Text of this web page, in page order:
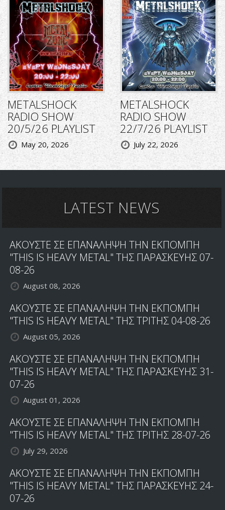
METALSHOCK
RADIO SHOW
20/5/26 PLAYLIST
May 20, 2026
METALSHOCK
RADIO SHOW
22/7/26 PLAYLIST
July 22, 2026
LATEST NEWS
ΑΚΟΥΣΤΕ ΣΕ ΕΠΑΝΑΛΗΨΗ ΤΗΝ ΕΚΠΟΜΠΗ
"THIS IS HEAVY METAL" ΤΗΣ ΠΑΡΑΣΚΕΥΗΣ 07-
08-26
August 08, 2026
ΑΚΟΥΣΤΕ ΣΕ ΕΠΑΝΑΛΗΨΗ ΤΗΝ ΕΚΠΟΜΠΗ
"THIS IS HEAVY METAL" ΤΗΣ ΤΡΙΤΗΣ 04-08-26
August 05, 2026
ΑΚΟΥΣΤΕ ΣΕ ΕΠΑΝΑΛΗΨΗ ΤΗΝ ΕΚΠΟΜΠΗ
"THIS IS HEAVY METAL" ΤΗΣ ΠΑΡΑΣΚΕΥΗΣ 31-
07-26
August 01, 2026
ΑΚΟΥΣΤΕ ΣΕ ΕΠΑΝΑΛΗΨΗ ΤΗΝ ΕΚΠΟΜΠΗ
"THIS IS HEAVY METAL" ΤΗΣ ΤΡΙΤΗΣ 28-07-26
July 29, 2026
ΑΚΟΥΣΤΕ ΣΕ ΕΠΑΝΑΛΗΨΗ ΤΗΝ ΕΚΠΟΜΠΗ
"THIS IS HEAVY METAL" ΤΗΣ ΠΑΡΑΣΚΕΥΗΣ 24-
07-26